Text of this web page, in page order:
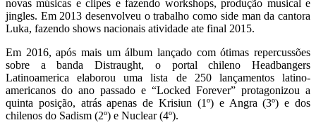
novas músicas e clipes e fazendo workshops, produção musical e
jingles. Em 2013 desenvolveu o trabalho como side man da cantora
Luka, fazendo shows nacionais atividade ate final 2015.
Em 2016, após mais um álbum lançado com ótimas repercussões
sobre a banda Distraught, o portal chileno Headbangers
Latinoamerica elaborou uma lista de 250 lançamentos latino-
americanos do ano passado e “Locked Forever” protagonizou a
quinta posição, atrás apenas de Krisiun (1º) e Angra (3º) e dos
chilenos do Sadism (2º) e Nuclear (4º).